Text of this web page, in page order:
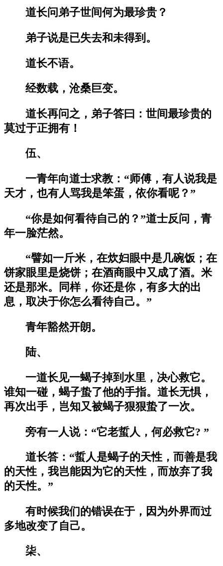
道长问弟子世间何为最珍贵？
弟子说是已失去和未得到。
道长不语。
经数载，沧桑巨变。
道长再问之，弟子答曰：世间最珍贵的
莫过于正拥有！
伍、
一青年向道士求教：“师傅，有人说我是
天才，也有人骂我是笨蛋，依你看呢？”
“你是如何看待自己的？”道士反问，青
年一脸茫然。
“譬如一斤米，在炊妇眼中是几碗饭；在
饼家眼里是烧饼；在酒商眼中又成了酒。米
还是那米。同样，你还是你，有多大的出
息，取决于你怎么看待自己。”
青年豁然开朗。
陆、
一道长见一蝎子掉到水里，决心救它。
谁知一碰，蝎子蛰了他的手指。道长无惧，
再次出手，岂知又被蝎子狠狠蛰了一次。
旁有一人说：“它老蜇人，何必救它? ”
道长答：“蜇人是蝎子的天性，而善是我
的天性，我岂能因为它的天性，而放弃了我
的天性。”
有时候我们的错误在于，因为外界而过
多地改变了自己。
柒、